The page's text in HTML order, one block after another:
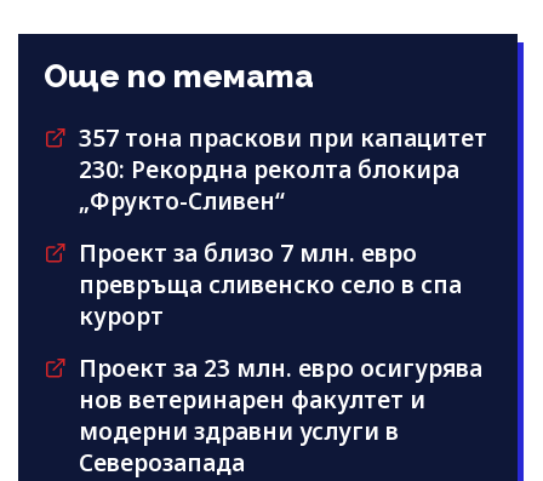
Още по темата
357 тона праскови при капацитет
230: Рекордна реколта блокира
„Фрукто-Сливен“
Проект за близо 7 млн. евро
превръща сливенско село в спа
курорт
Проект за 23 млн. евро осигурява
нов ветеринарен факултет и
модерни здравни услуги в
Северозапада